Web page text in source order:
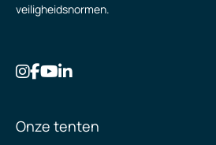
veiligheidsnormen.
Onze tenten